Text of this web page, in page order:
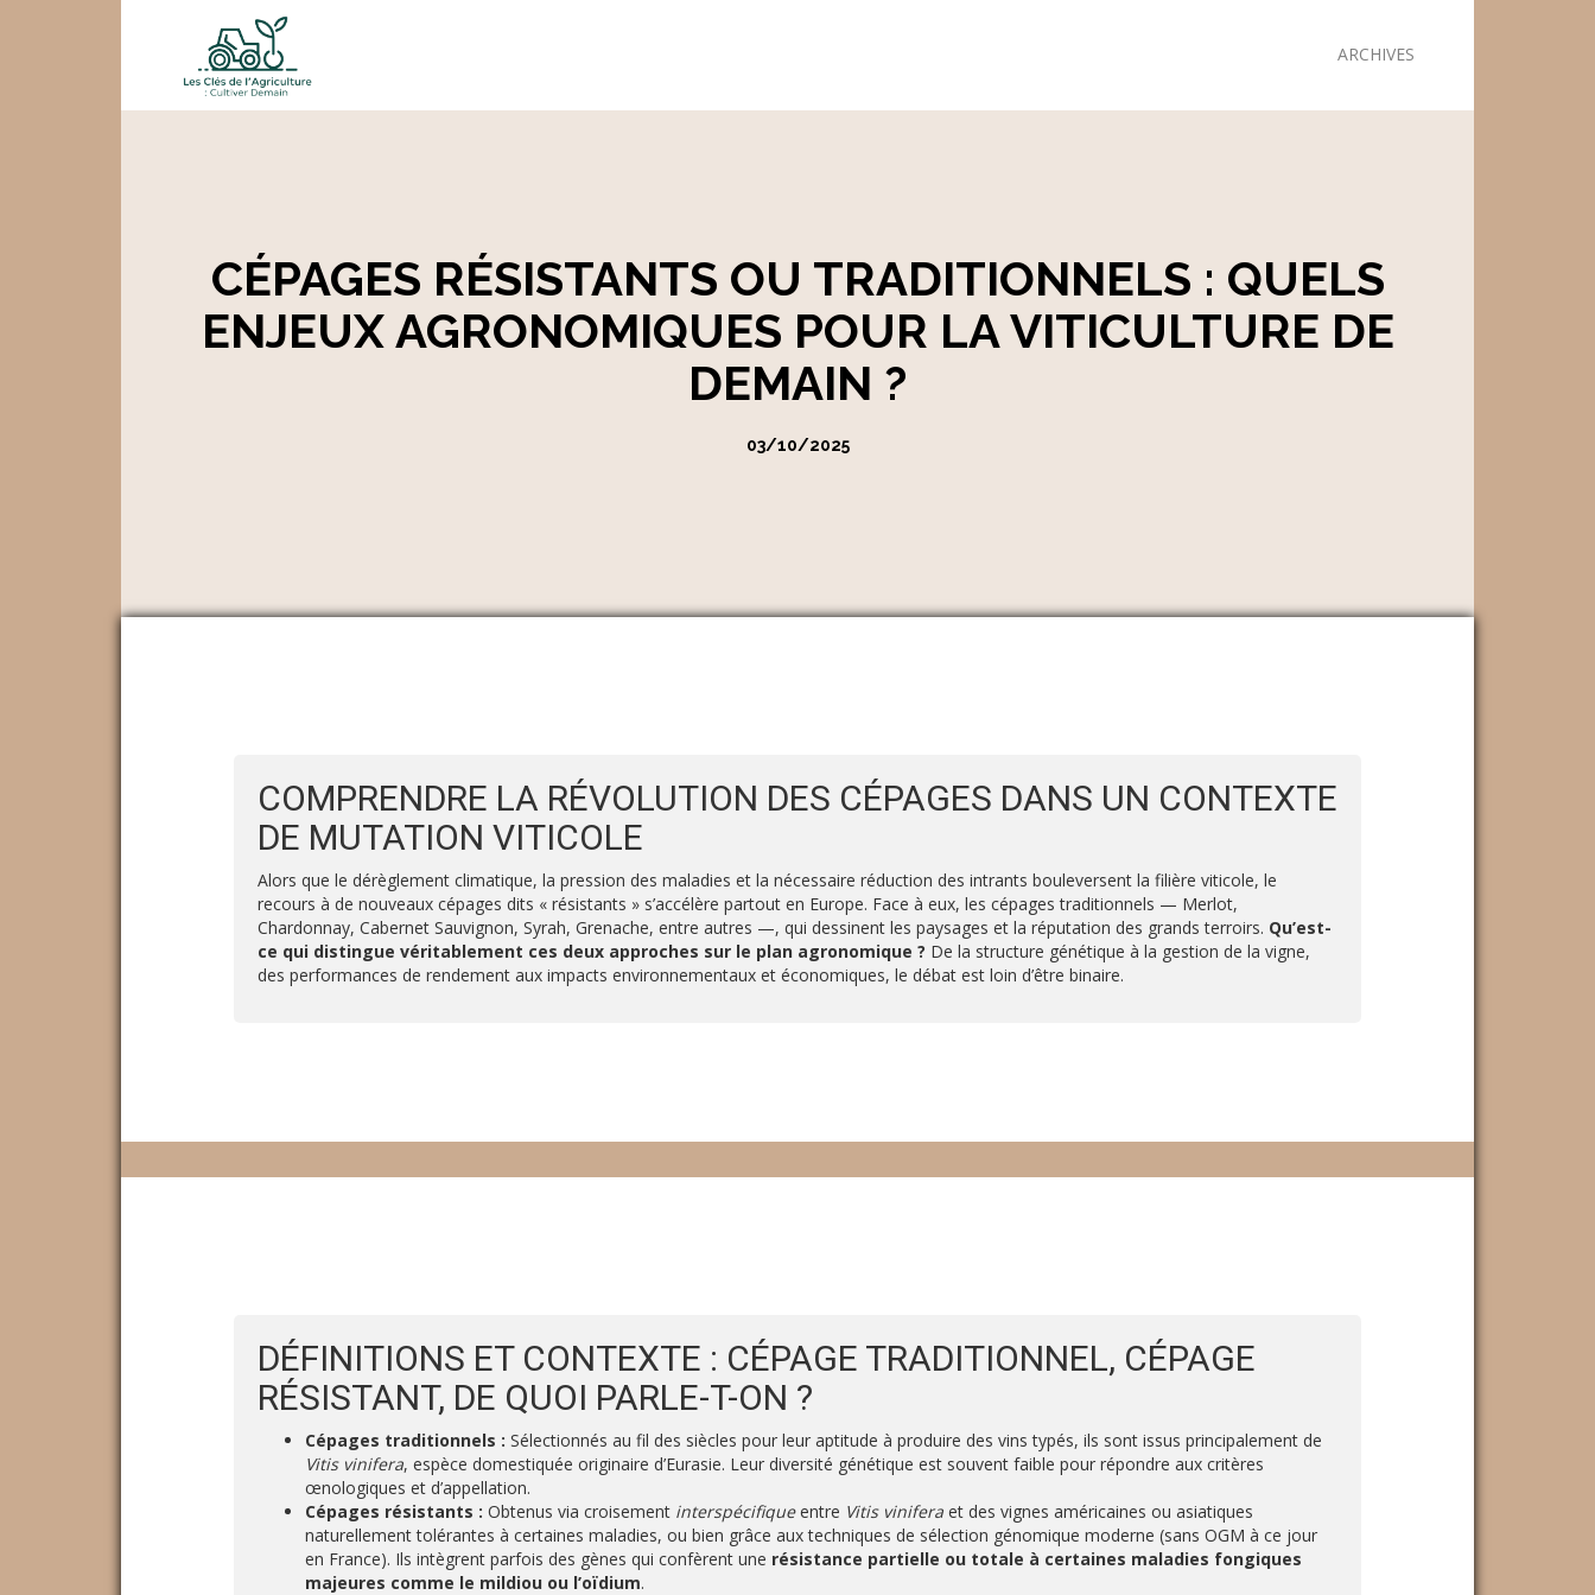
ARCHIVES
CÉPAGES RÉSISTANTS OU TRADITIONNELS : QUELS
ENJEUX AGRONOMIQUES POUR LA VITICULTURE DE
DEMAIN ?
03/10/2025
COMPRENDRE LA RÉVOLUTION DES CÉPAGES DANS UN CONTEXTE
DE MUTATION VITICOLE
Alors que le dérèglement climatique, la pression des maladies et la nécessaire réduction des intrants bouleversent la filière viticole, le
recours à de nouveaux cépages dits « résistants » s’accélère partout en Europe. Face à eux, les cépages traditionnels — Merlot,
Chardonnay, Cabernet Sauvignon, Syrah, Grenache, entre autres —, qui dessinent les paysages et la réputation des grands terroirs. Qu’est-
ce qui distingue véritablement ces deux approches sur le plan agronomique ? De la structure génétique à la gestion de la vigne,
des performances de rendement aux impacts environnementaux et économiques, le débat est loin d’être binaire.
DÉFINITIONS ET CONTEXTE : CÉPAGE TRADITIONNEL, CÉPAGE
RÉSISTANT, DE QUOI PARLE-T-ON ?
Cépages traditionnels : Sélectionnés au fil des siècles pour leur aptitude à produire des vins typés, ils sont issus principalement de
Vitis vinifera, espèce domestiquée originaire d’Eurasie. Leur diversité génétique est souvent faible pour répondre aux critères
œnologiques et d’appellation.
Cépages résistants : Obtenus via croisement interspécifiqueentre Vitis vinifera et des vignes américaines ou asiatiques
naturellement tolérantes à certaines maladies, ou bien grâce aux techniques de sélection génomique moderne (sans OGM à ce jour
en France). Ils intègrent parfois des gènes qui confèrent une résistance partielle ou totale à certaines maladies fongiques
majeures comme le mildiou ou l’oïdium.